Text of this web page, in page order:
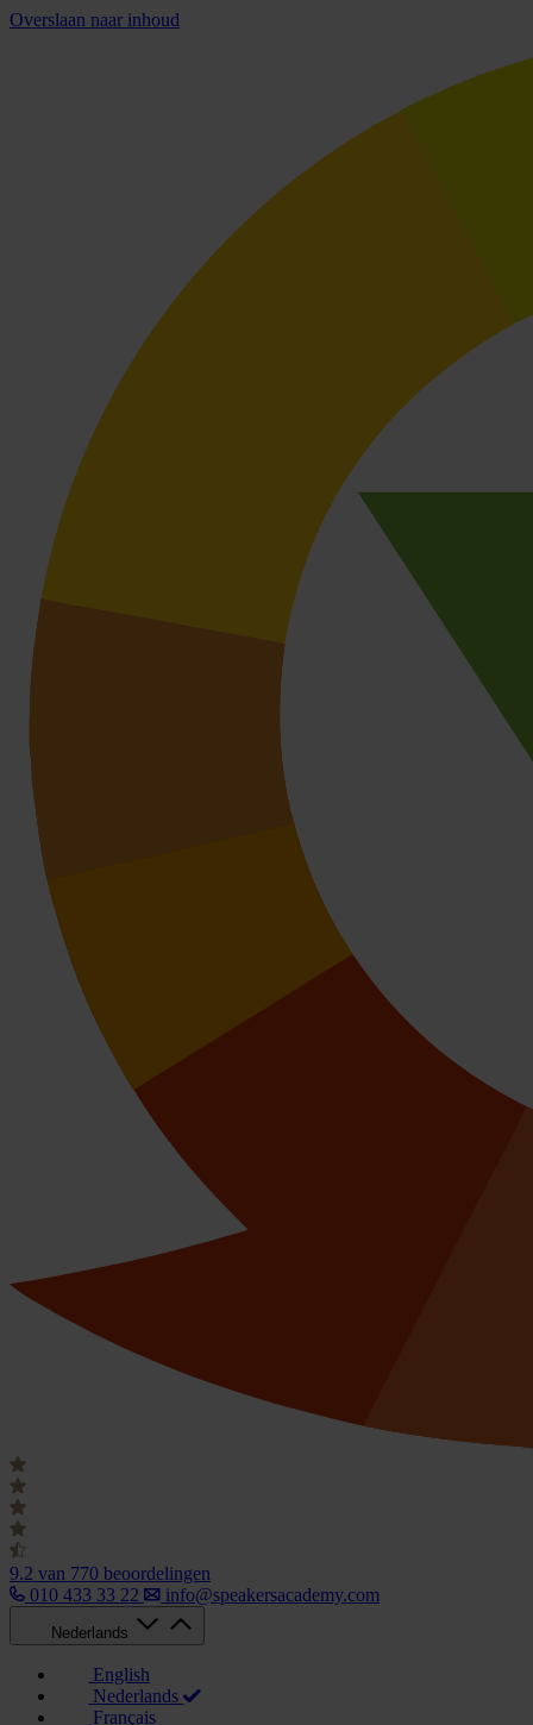
Overslaan naar inhoud
9.2 van 770 beoordelingen
010 433 33 22
info@speakersacademy.com
Nederlands
English
Nederlands
Français